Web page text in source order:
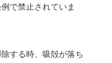
で禁止されていま
する時、吸殻が落ち